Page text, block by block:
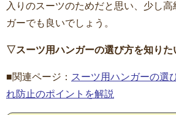
入りのスーツのためだと思い、少し
ガーでも良いでしょう。
▽スーツ用ハンガーの選び方を知りた
■関連ページ： スーツ用ハンガーの選
れ防止のポイントを解説